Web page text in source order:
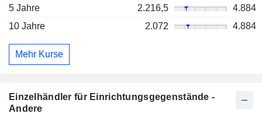
5 Jahre
2.216,5
4.884
10 Jahre
2.072 4.884
Mehr Kurse
Einzelhändler für Einrichtungsgegenstände -
Andere